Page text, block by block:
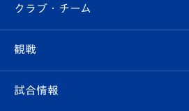
すべて
クラブ
クラブ・チーム
観戦
観戦ルール
試合情報